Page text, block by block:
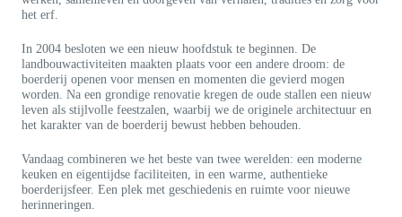
het erf.
In 2004 besloten we een nieuw hoofdstuk te beginnen. De
landbouwactiviteiten maakten plaats voor een andere droom: de
boerderij openen voor mensen en momenten die gevierd mogen
worden. Na een grondige renovatie kregen de oude stallen een nieuw
leven als stijlvolle feestzalen, waarbij we de originele architectuur en
het karakter van de boerderij bewust hebben behouden.
Vandaag combineren we het beste van twee werelden: een moderne
keuken en eigentijdse faciliteiten, in een warme, authentieke
boerderijsfeer. Een plek met geschiedenis en ruimte voor nieuwe
herinneringen.